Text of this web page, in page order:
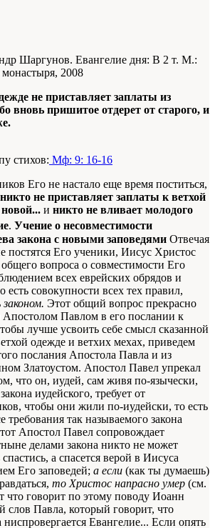
Шаргунов. Евангелие дня: В 2 т. М.:
2008
не приставляет заплаты из
вновь пришитое отдерет от старого, и
стихов: Мф: 9: 16-16
Его не настало еще время поститься,
никто не приставляет заплаты к ветхой
и никто не вливает молодого
. Учение о несовместимости
закона с новыми заповедями Отвечая
постятся Его ученики, Иисус Христос
вопроса о совместимости Его
всех еврейских обрядов и
есть совокупности всех тех правил,
законом. Этот общий вопрос прекрасно
Апостолом Павлом в его послании к
лучше усвоить себе смысл сказанной
одежде и ветхих мехах, приведем
послания Апостола Павла и из
Златоустом. Апостол Павел упрекал
что он, иудей, сам живя по-язычески,
иудейского, требует от
чтобы они жили по-иудейски, то есть
требования так называемого закона
Апостол Павел сопровождает
делами закона никто не может
спастись, а спасется верой в Иисуса
Его заповедей; а если (как ты думаешь)
то Христос напрасно умер (см.
что говорит по этому поводу Иоанн
слов Павла, который говорит, что
Евангелие... Если опять